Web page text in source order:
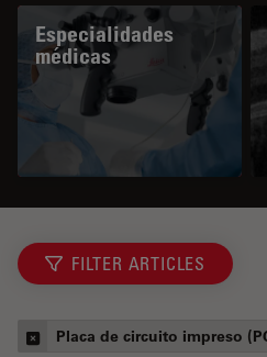
Especialidades
médicas
FILTER ARTICLES
Placa de circuito impreso